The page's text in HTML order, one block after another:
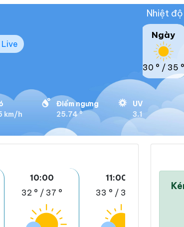
Live
km/h
Điểm ngưng
25.74 °
UV
3.1
Nhiệt độ
Ngày
30 ° / 35 °
10:00
32 ° / 37 °
11:00
33 ° / 39 °
34